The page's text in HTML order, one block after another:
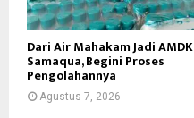
Dari Air Mahakam Jadi AMDK
Samaqua, Begini Proses
Pengolahannya
Agustus 7, 2026